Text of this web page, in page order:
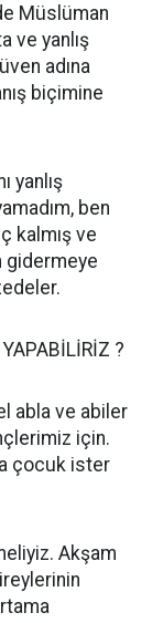
Müslüman
ve yanlış
adına
biçimine
yanlış
ben
kalmış ve
gidermeye
?
abla ve abiler
için.
çocuk ister
Akşam